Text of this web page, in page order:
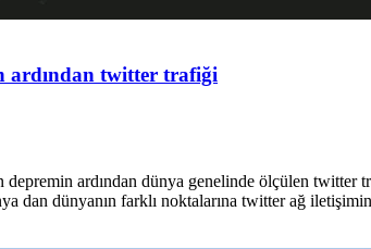
ardından twitter trafiği
ardından dünya genelinde ölçülen twitter
dan dünyanın farklı noktalarına twitter ağ